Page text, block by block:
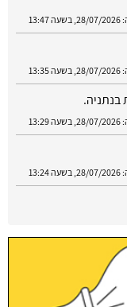
28/07/2026, בשעה 13:47
28/07/2026, בשעה 13:35
בנתניה.
28/07/2026, בשעה 13:29
28/07/2026, בשעה 13:24